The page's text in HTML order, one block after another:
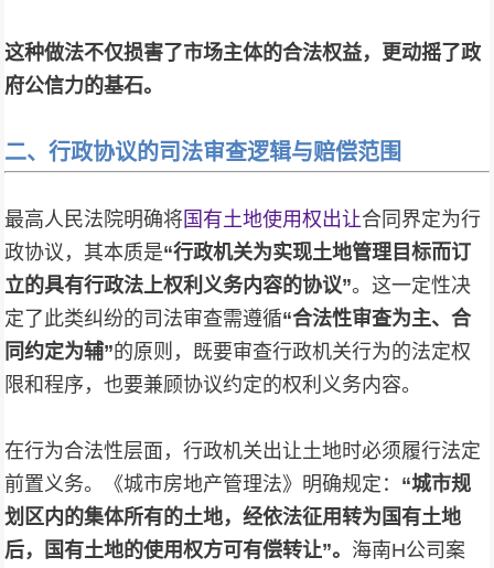
这种做法不仅损害了市场主体的合法权益，更动摇了政
府公信力的基石。
二、行政协议的司法审查逻辑与赔偿范围
最高人民法院明确将 国有土地使用权出让合同界定为行
政协议，其本质是“行政机关为实现土地管理目标而订
立的具有行政法上权利义务内容的协议”。这一定性决
定了此类纠纷的司法审查需遵循“合法性审查为主、合
同约定为辅”的原则，既要审查行政机关行为的法定权
限和程序，也要兼顾协议约定的权利义务内容。
在行为合法性层面，行政机关出让土地时必须履行法定
前置义务。《城市房地产管理法》明确规定： “城市规
划区内的集体所有的土地，经依法征用转为国有土地
后，国有土地的使用权方可有偿转让”。 海南H公司案